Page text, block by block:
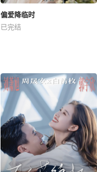
偏爱降临时
已完结